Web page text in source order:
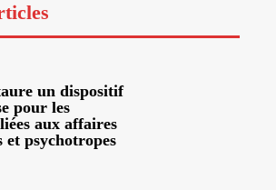
un dispositif
pour les
aux affaires
et psychotropes